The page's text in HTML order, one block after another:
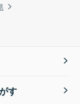
す